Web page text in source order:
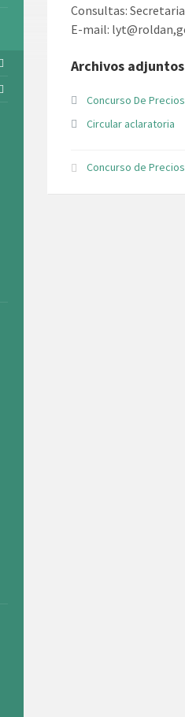
Consultas:
E-mail:
Archivos adjuntos
Concurso De
Circular aclaratoria
Concurso de